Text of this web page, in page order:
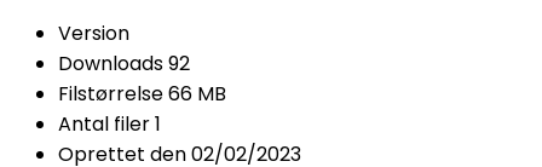
Version
Downloads92
Filstørrelse66 MB
Antal filer1
Oprettet den02/02/2023